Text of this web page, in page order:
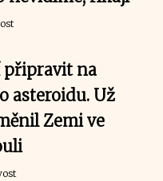
připravit na
asteroidu. Už
Zemi ve